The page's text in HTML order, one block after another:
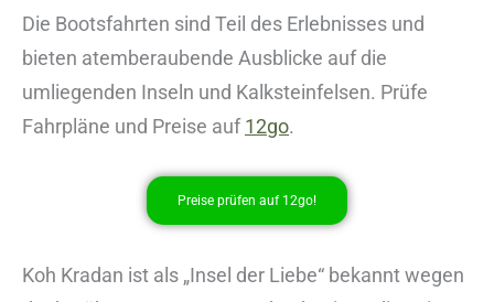
Die Bootsfahrten sind Teil des Erlebnisses und
bieten atemberaubende Ausblicke auf die
umliegenden Inseln und Kalksteinfelsen. Prüfe
Fahrpläne und Preise auf12go.
Preise prüfen auf 12go!
Koh Kradan ist als „Insel der Liebe“ bekannt wegen